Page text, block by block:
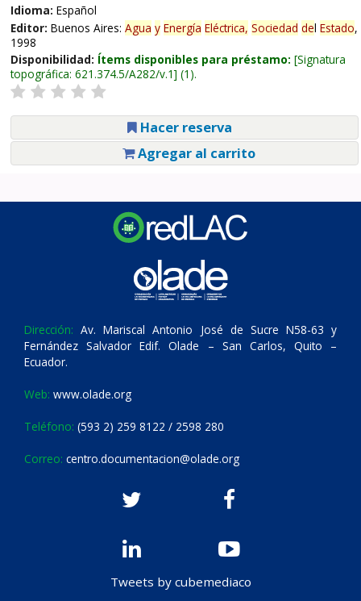
Idioma: Español
Editor: Buenos Aires: Agua y Energía Eléctrica, Sociedad del Estado,
1998
Disponibilidad: Ítems disponibles para préstamo: Signatura
topográfica: 621.374.5/A282/v.1 (1).
Hacer reserva
Agregar al carrito
Dirección: Av. Mariscal Antonio José de Sucre N58-63 y
Fernández Salvador Edif. Olade – San Carlos, Quito –
Ecuador.
Web: www.olade.org
Teléfono: (593 2) 259 8122 / 2598 280
Correo: centro.documentacion@olade.org
Tweets by cubemediaco